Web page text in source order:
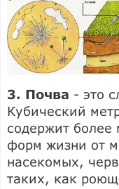
3. Почва - это
Кубический
содержит
форм жизни от
насекомых,
таких, как